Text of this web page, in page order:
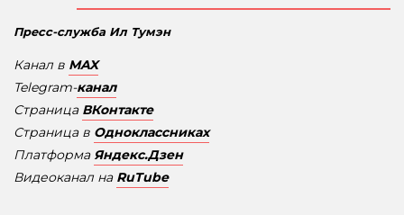
Пресс-служба Ил Тумэн
Канал в MAX
Telegram-канал
Страница ВКонтакте
Страница в Одноклассниках
Платформа Яндекс.Дзен
Видеоканал на RuTube